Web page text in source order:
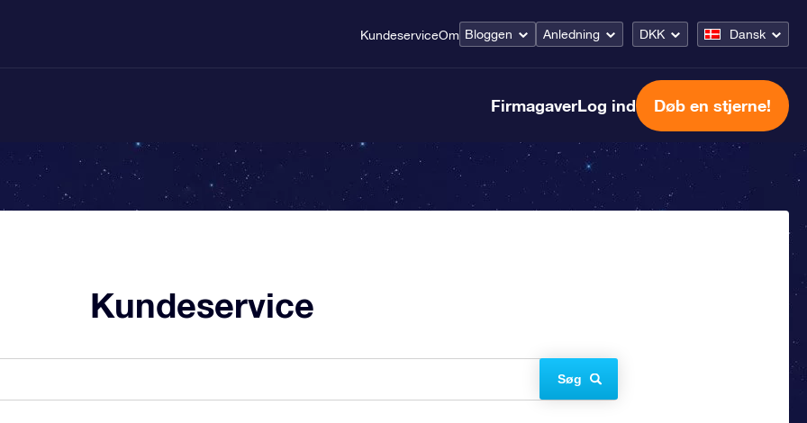
KundeserviceOm Bloggen Anledning DKK Dansk
FirmagaverLog ind Døb en stjerne!
Kundeservice
Søg